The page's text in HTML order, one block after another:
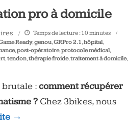
pro à domicile
Temps de lecture : 10 minutes
Ready,genou,GRPro 2.1,hôpital,
,post-opératoire,protocole médical,
,tendon,thérapie froide,traitement à domicile,
brutale :comment récupérer
? Chez 3bikes, nous
→